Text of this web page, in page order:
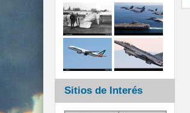
Sitios de Interés